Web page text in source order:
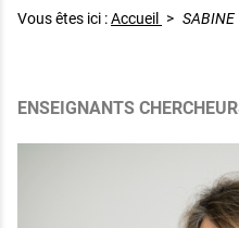
Vous êtes ici :Accueil > SABINE
ENSEIGNANTS